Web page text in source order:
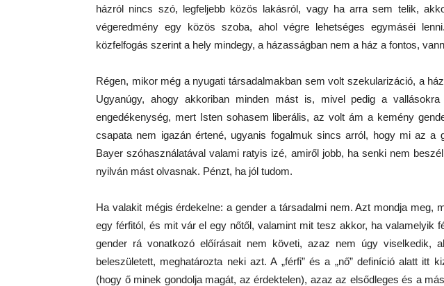
házról nincs szó, legfeljebb közös lakásról, vagy ha arra sem telik,
végeredmény egy közös szoba, ahol végre lehetséges egymáséi
közfelfogás szerint a hely mindegy, a házasságban nem a ház a fontos,
Régen, mikor még a nyugati társadalmakban sem volt szekularizáció, a
Ugyanúgy, ahogy akkoriban minden mást is, mivel pedig a
engedékenység, mert Isten sohasem liberális, az volt ám a kemény
csapata nem igazán értené, ugyanis fogalmuk sincs arról, hogy mi az a
Bayer szóhasználatával valami ratyis izé, amiről jobb, ha senki nem
nyilván mást olvasnak. Pénzt, ha jól tudom.
Ha valakit mégis érdekelne: a gender a társadalmi nem. Azt mondja meg,
egy férfitól, és mit vár el egy nőtől, valamint mit tesz akkor, ha valamelyik
gender rá vonatkozó előírásait nem követi, azaz nem úgy viselkedik,
beleszületett, meghatározta neki azt. A „férfi” és a „nő” definíció alatt itt
(hogy ő minek gondolja magát, az érdektelen), azaz az elsődleges és a